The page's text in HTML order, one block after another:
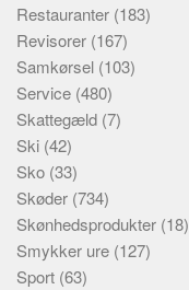
Restauranter (183)
Revisorer (167)
Samkørsel (103)
Service (480)
Skattegæld (7)
Ski (42)
Sko (33)
Skøder (734)
Skønhedsprodukter (18)
Smykker ure (127)
Sport (63)